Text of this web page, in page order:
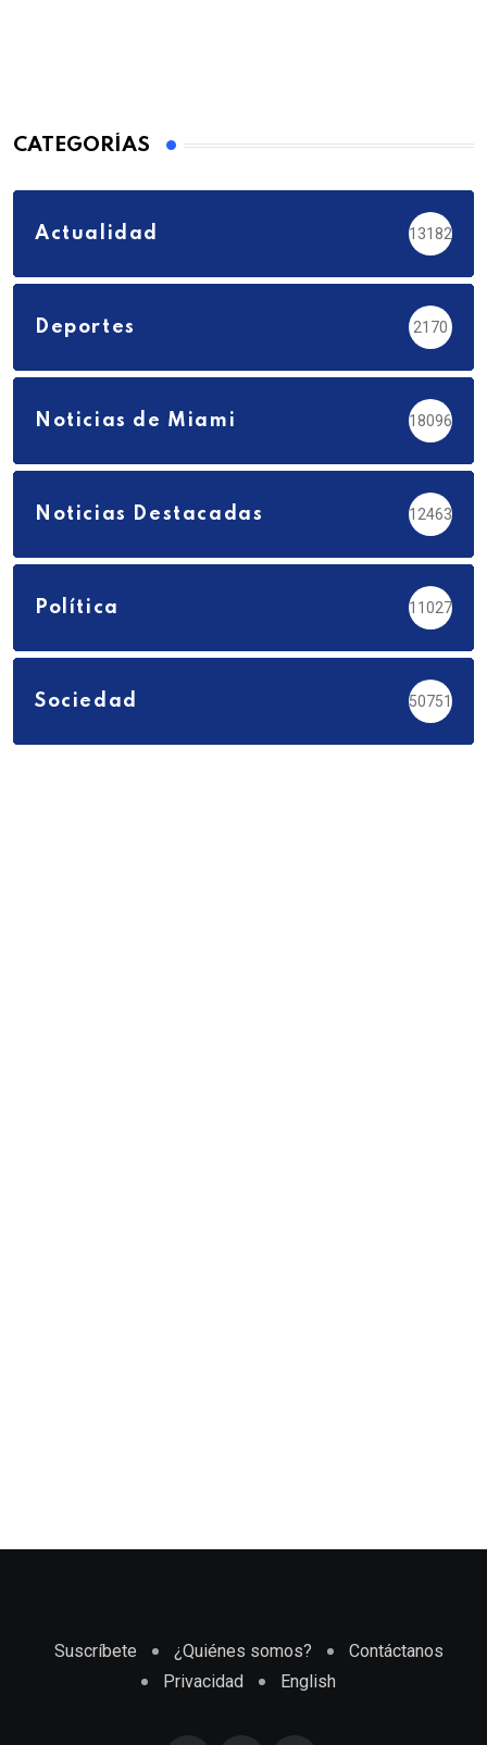
CATEGORÍAS
Actualidad 13182
Deportes 2170
Noticias de Miami 18096
Noticias Destacadas 12463
Política 11027
Sociedad 50751
Suscríbete ¿Quiénes somos?
Contáctanos
Privacidad
English